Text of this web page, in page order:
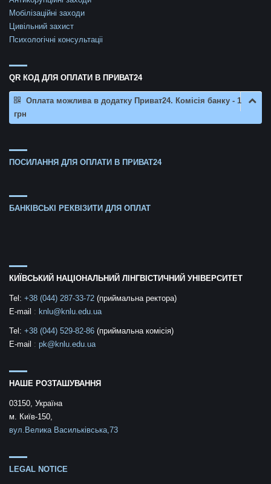
Мобілізаційні заходи
Цивільний захист
Психологічні консультаціі
QR КОД ДЛЯ ОПЛАТИ В ПРИВАТ24
Оплата можлива в додатку Приват24. Комісія банку - 1
грн
ПОСИЛАННЯ ДЛЯ ОПЛАТИ В ПРИВАТ24
БАНКІВСЬКІ РЕКВІЗИТИ ДЛЯ ОПЛАТ
КИЇВСЬКИЙ НАЦІОНАЛЬНИЙ ЛІНГВІСТИЧНИЙ УНІВЕРСИТЕТ
Tel: +38 (044) 287-33-72 (приймальна ректора)
E-mail : knlu@knlu.edu.ua
Tel: +38 (044) 529-82-86 (приймальна комісія)
E-mail : pk@knlu.edu.ua
НАШЕ РОЗТАШУВАННЯ
03150, Україна
м. Київ-150,
вул.Велика Васильківська,73
LEGAL NOTICE